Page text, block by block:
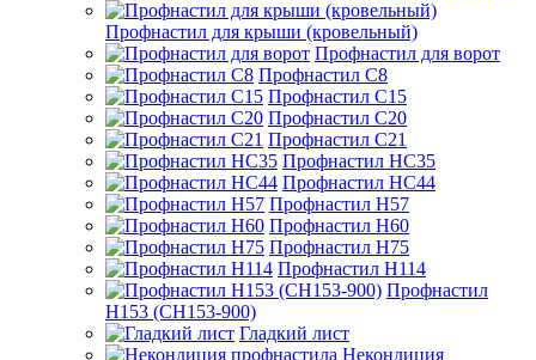
Профнастил для крыши (кровельный)
Профнастил для ворот
Профнастил С8
Профнастил С15
Профнастил С20
Профнастил С21
Профнастил НС35
Профнастил НС44
Профнастил Н57
Профнастил Н60
Профнастил Н75
Профнастил Н114
Профнастил
Н153 (СН153-900)
Гладкий лист
Некондиция